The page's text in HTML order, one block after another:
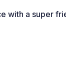
with a super